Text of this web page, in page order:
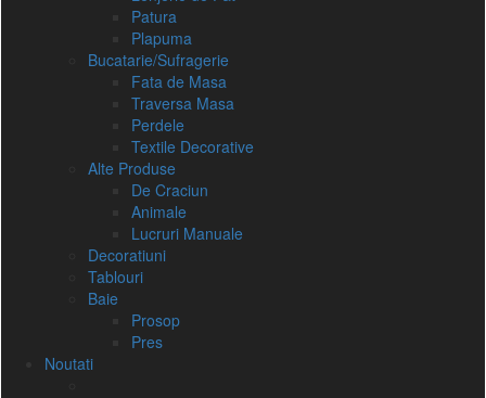
Patura
Plapuma
Bucatarie/Sufragerie
Fata de Masa
Traversa Masa
Perdele
Textile Decorative
Alte Produse
De Craciun
Animale
Lucruri Manuale
Decoratiuni
Tablouri
Baie
Prosop
Pres
Noutati